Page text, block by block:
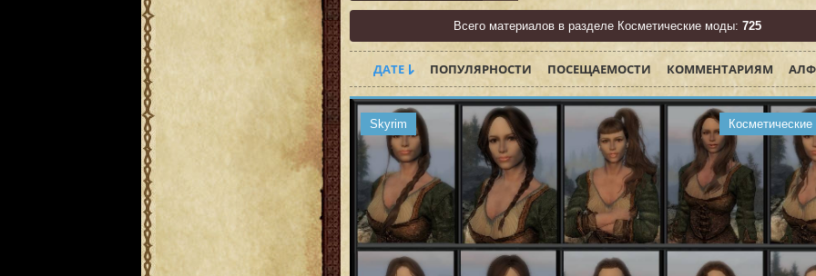
Всего материалов в разделе Косметические моды: 725
ДАТЕ ПОПУЛЯРНОСТИ ПОСЕЩАЕМОСТИ КОММЕНТАРИЯМ
Skyrim